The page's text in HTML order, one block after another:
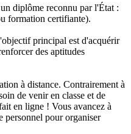
diplôme reconnu par l'État :
formation certifiante).
principal est d'acquérir
des aptitudes
à distance. Contrairement à
de venir en classe et de
en ligne ! Vous avancez à
personnel pour organiser